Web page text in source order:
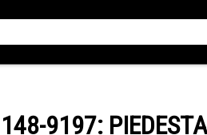
148-9197: